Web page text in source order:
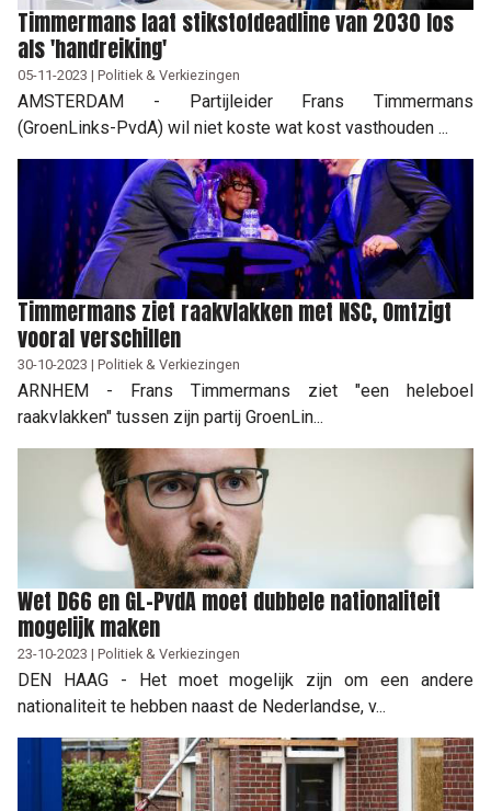
Timmermans laat stikstofdeadline van 2030 los
als 'handreiking'
05-11-2023 | Politiek & Verkiezingen
AMSTERDAM - Partijleider Frans Timmermans
(GroenLinks-PvdA) wil niet koste wat kost vasthouden ...
Timmermans ziet raakvlakken met NSC, Omtzigt
vooral verschillen
30-10-2023 | Politiek & Verkiezingen
ARNHEM - Frans Timmermans ziet "een heleboel
raakvlakken" tussen zijn partij GroenLin...
Wet D66 en GL-PvdA moet dubbele nationaliteit
mogelijk maken
23-10-2023 | Politiek & Verkiezingen
DEN HAAG - Het moet mogelijk zijn om een andere
nationaliteit te hebben naast de Nederlandse, v...